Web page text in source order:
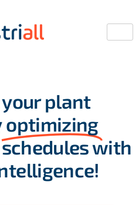
plant
optimizing
with